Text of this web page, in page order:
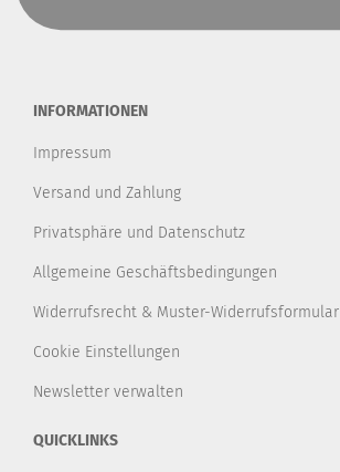
INFORMATIONEN
Impressum
Versand und Zahlung
Privatsphäre und Datenschutz
Allgemeine Geschäftsbedingungen
Widerrufsrecht & Muster-Widerrufsformular
Cookie Einstellungen
Newsletter verwalten
QUICKLINKS